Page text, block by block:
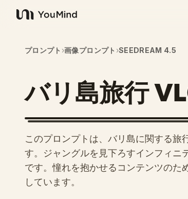
YouMind
プロンプト ›画像プロンプト ›SEEDREAM 4.5
バリ島旅行
このプロンプトは、バリ島に関する旅
す。ジャングルを見下ろすインフィニ
です。憧れを抱かせるコンテンツのた
しています。